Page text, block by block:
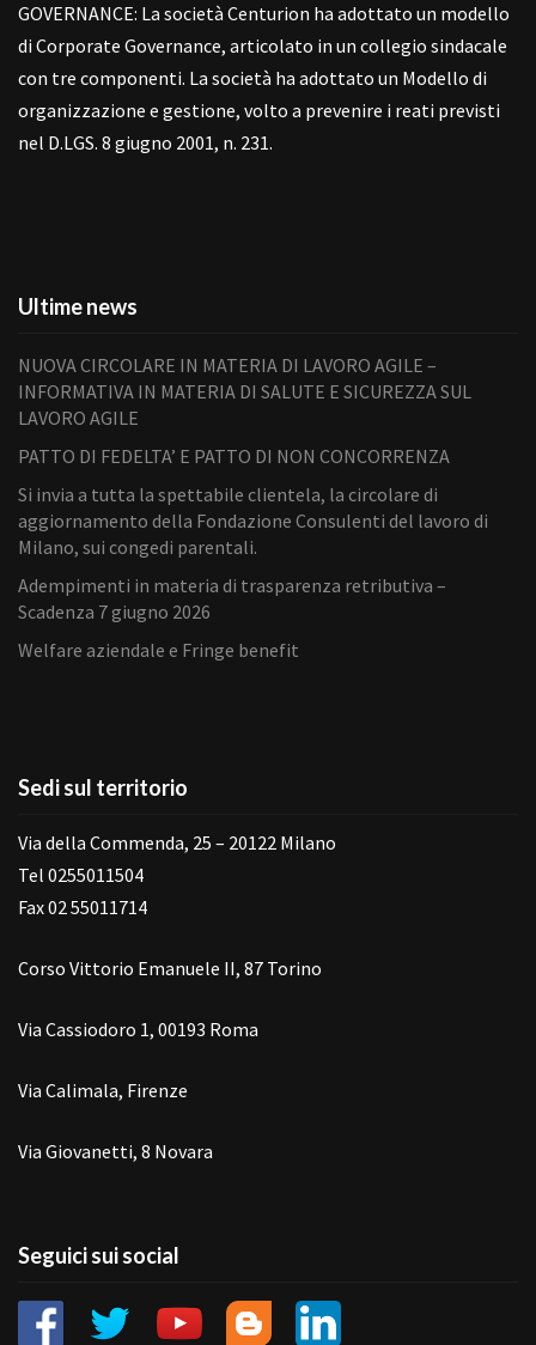
GOVERNANCE: La società Centurion ha adottato un modello
di Corporate Governance, articolato in un collegio sindacale
con tre componenti. La società ha adottato un Modello di
organizzazione e gestione, volto a prevenire i reati previsti
nel D.LGS. 8 giugno 2001, n. 231.
Ultime news
NUOVA CIRCOLARE IN MATERIA DI LAVORO AGILE –
INFORMATIVA IN MATERIA DI SALUTE E SICUREZZA SUL
LAVORO AGILE
PATTO DI FEDELTA’ E PATTO DI NON CONCORRENZA
Si invia a tutta la spettabile clientela, la circolare di
aggiornamento della Fondazione Consulenti del lavoro di
Milano, sui congedi parentali.
Adempimenti in materia di trasparenza retributiva –
Scadenza 7 giugno 2026
Welfare aziendale e Fringe benefit
Sedi sul territorio
Via della Commenda, 25 – 20122 Milano
Tel 0255011504
Fax 02 55011714
Corso Vittorio Emanuele II, 87 Torino
Via Cassiodoro 1, 00193 Roma
Via Calimala, Firenze
Via Giovanetti, 8 Novara
Seguici sui social